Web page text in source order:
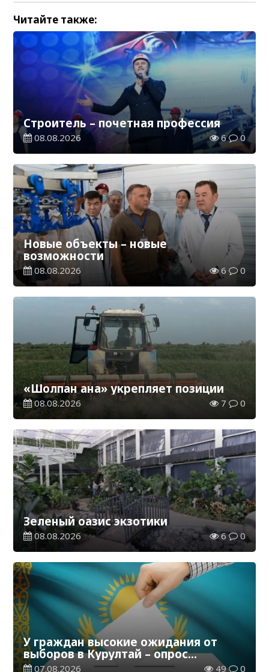
Читайте также:
Строитель – почетная профессия
08.08.2026 6 0
Новые объекты – новые
возможности
08.08.2026 6 0
«Шолпан ана» укрепляет позиции
08.08.2026 7 0
Зеленый оазис экзотики
08.08.2026 6 0
У граждан высокие ожидания от
выборов в Курултай – опрос
общественного мнения
07.08.2026 49 0